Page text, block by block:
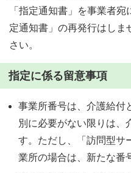
「指定通知書」を事業者
定通知書」の再発行はしま
さい。
指定に係る留意事項
事業所番号は、介護給付
別に必要がない限りは、
す。ただし、「訪問型サ
業所の場合は、新たな番